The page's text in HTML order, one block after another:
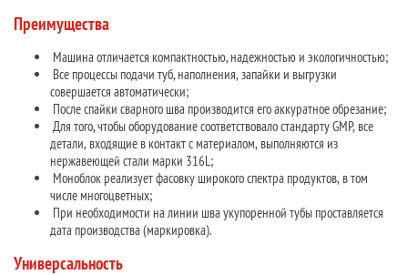
Преимущества
Машина отличается компактностью, надежностью и экологичностью;
Все процессы подачи туб, наполнения, запайки и выгрузки
совершается автоматически;
После спайки сварного шва производится его аккуратное обрезание;
Для того, чтобы оборудование соответствовало стандарту GMP, все
детали, входящие в контакт с материалом, выполняются из
нержавеющей стали марки 316L;
Моноблок реализует фасовку широкого спектра продуктов, в том
числе многоцветных;
При необходимости на линии шва укупоренной тубы проставляется
дата производства (маркировка).
Универсальность